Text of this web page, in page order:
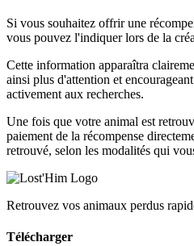
Si vous souhaitez offrir une
vous pouvez l'indiquer lors de la
Cette information apparaîtra
ainsi plus d'attention et
activement aux recherches.
Une fois que votre animal est
paiement de la récompense
retrouvé, selon les modalités qui
Retrouvez vos animaux perdus
Télécharger